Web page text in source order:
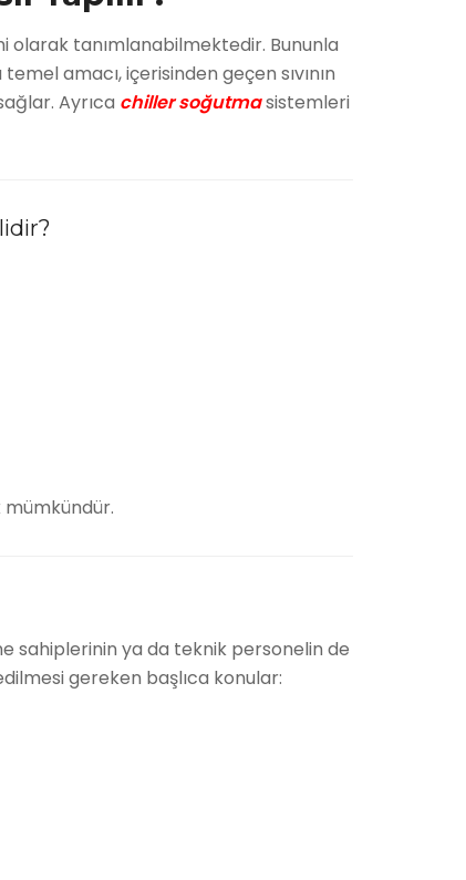
olarak tanımlanabilmektedir. Bununla
amacı, içerisinden geçen sıvının
Ayrıca chiller soğutmasistemleri
mümkündür.
sahiplerinin ya da teknik personelin de
gereken başlıca konular: